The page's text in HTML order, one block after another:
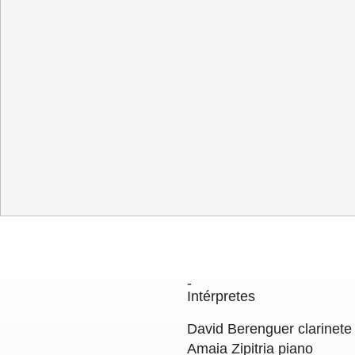
Intérpretes
David Berenguer clarinete
Amaia Zipitria piano